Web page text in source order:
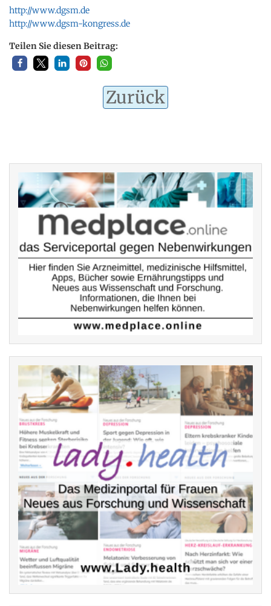
http://www.dgsm.de
http://www.dgsm-kongress.de
Teilen Sie diesen Beitrag:
Zurück